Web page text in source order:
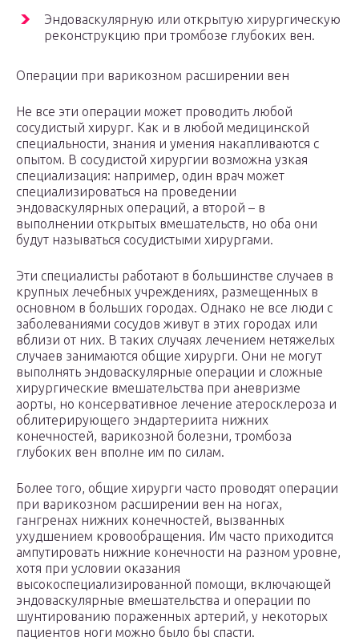
Эндоваскулярную или открытую хирургическую
реконструкцию при тромбозе глубоких вен.
Операции при варикозном расширении вен
Не все эти операции может проводить любой
сосудистый хирург. Как и в любой медицинской
специальности, знания и умения накапливаются с
опытом. В сосудистой хирургии возможна узкая
специализация: например, один врач может
специализироваться на проведении
эндоваскулярных операций, а второй – в
выполнении открытых вмешательств, но оба они
будут называться сосудистыми хирургами.
Эти специалисты работают в большинстве случаев в
крупных лечебных учреждениях, размещенных в
основном в больших городах. Однако не все люди с
заболеваниями сосудов живут в этих городах или
вблизи от них. В таких случаях лечением нетяжелых
случаев занимаются общие хирурги. Они не могут
выполнять эндоваскулярные операции и сложные
хирургические вмешательства при аневризме
аорты, но консервативное лечение атеросклероза и
облитерирующего эндартериита нижних
конечностей, варикозной болезни, тромбоза
глубоких вен вполне им по силам.
Более того, общие хирурги часто проводят операции
при варикозном расширении вен на ногах,
гангренах нижних конечностей, вызванных
ухудшением кровообращения. Им часто приходится
ампутировать нижние конечности на разном уровне,
хотя при условии оказания
высокоспециализированной помощи, включающей
эндоваскулярные вмешательства и операции по
шунтированию пораженных артерий, у некоторых
пациентов ноги можно было бы спасти.